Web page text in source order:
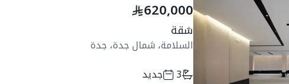
620,000
شقة
السلامة، شمال جدة، جدة
3
جديد